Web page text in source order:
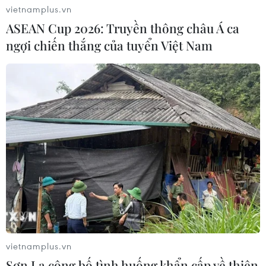
30/07/2026 07:18
Bún quậy Phú Quốc: Khi hương vị
biển cả được "quậy" theo cách của
riêng bạn
29/07/2026 06:54
Đầu bếp Việt lan tỏa giá trị ẩm thực
trên đấu trường quốc tế với 37 huy
chương
27/07/2026 03:46
Huế được vinh danh điểm đến ẩm
thực truyền thống độc đáo nhất châu
vietnamplus.vn
ASEAN Cup 2026: Truyền thông châu Á ca
ngợi chiến thắng của tuyển Việt Nam
vietnamplus.vn